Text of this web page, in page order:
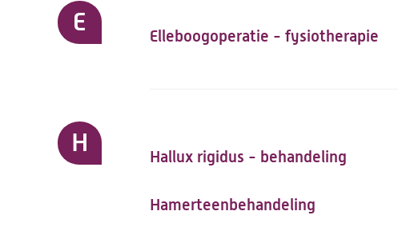
E Elleboogoperatie - fysiotherapie
H Hallux rigidus - behandeling
Hamerteenbehandeling